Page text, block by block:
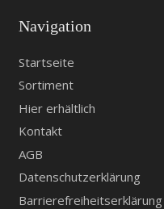
Navigation
Startseite
Sortiment
Hier erhältlich
Kontakt
AGB
Datenschutzerklärung
Barrierefreiheitserklärung